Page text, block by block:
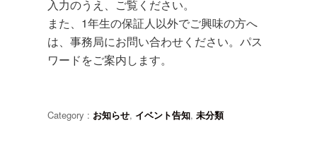
入力のうえ、ご覧ください。
また、1年生の保証人以外でご興味の方へ
は、事務局にお問い合わせください。パス
ワードをご案内します。
Category : お知らせ, イベント告知,未分類